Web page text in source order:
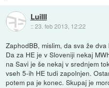
LuiIII
::23. feb 2013, 12:22
ZaphodBB, mislim, da sva že
Da za HE je v Sloveniji nekaj
na Savi je še nekaj v srednjem
vseh 5-ih HE tudi zapolnjen.
potem pa je konec. Skupaj je